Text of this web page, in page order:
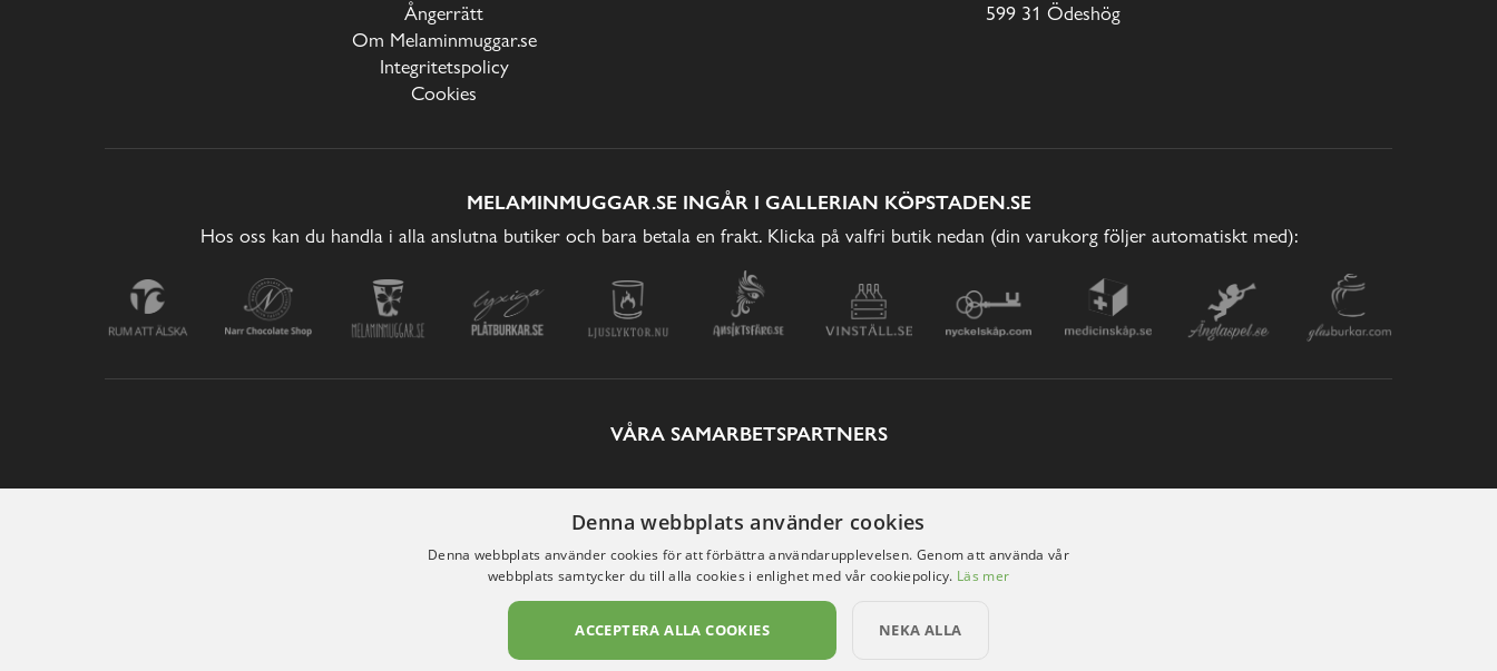
Ångerrätt
Om Melaminmuggar.se
Integritetspolicy
Cookies
599 31 Ödeshög
MELAMINMUGGAR.SE INGÅR I GALLERIAN KÖPSTADEN.SE
Hos oss kan du handla i alla anslutna butiker och bara betala en frakt. Klicka på valfri butik nedan (din varukorg följer automatiskt med):
VÅRA SAMARBETSPARTNERS
Denna webbplats använder cookies
Denna webbplats använder cookies för att förbättra användarupplevelsen. Genom att använda vår
webbplats samtycker du till alla cookies i enlighet med vår cookiepolicy. Läs mer
ACCEPTERA ALLA COOKIES NEKA ALLA